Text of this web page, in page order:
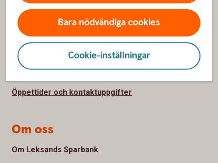
Bara nödvändiga cookies
Cookie-inställningar
Spärrhjälp
Hitta bankkontor
Bli kund
Priser, räntor och kurser
Öppettider och kontaktuppgifter
Om oss
Om Leksands Sparbank